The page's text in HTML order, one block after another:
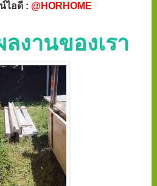
ไอดี : @HORHOME
งานของเรา